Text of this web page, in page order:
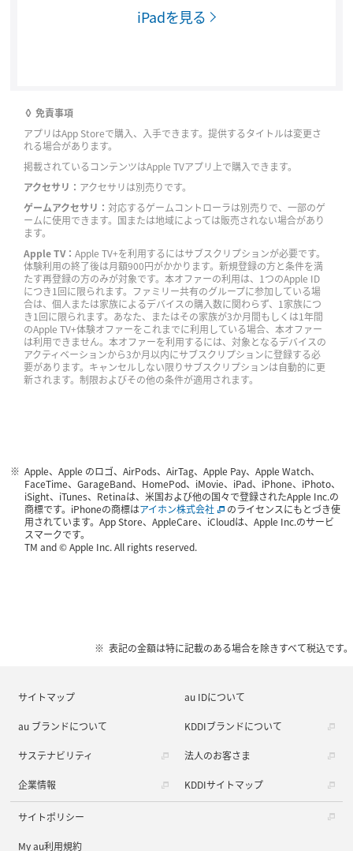
iPadを見る
◊ 免責事項
アプリはApp Storeで購入、入手できます。提供するタイトルは変更さ
れる場合があります。
掲載されているコンテンツはApple TVアプリ上で購入できます。
アクセサリ： アクセサリは別売りです。
ゲームアクセサリ：対応するゲームコントローラは別売りで、一部のゲ
ームに使用できます。国または地域によっては販売されない場合があり
ます。
Apple TV：Apple TV+を利用するにはサブスクリプションが必要です。
体験利用の終了後は月額900円がかかります。新規登録の方と条件を満
たす再登録の方のみが対象です。本オファーの利用は、1つのApple ID
につき1回に限られます。ファミリー共有のグループに参加している場
合は、個人または家族によるデバイスの購入数に関わらず、1家族につ
き1回に限られます。あなた、またはその家族が3か月間もしくは1年間
のApple TV+体験オファーをこれまでに利用している場合、本オファー
は利用できません。本オファーを利用するには、対象となるデバイスの
アクティベーションから3か月以内にサブスクリプションに登録する必
要があります。キャンセルしない限りサブスクリプションは自動的に更
新されます。制限およびその他の条件が適用されます。
Apple、Apple のロゴ、AirPods、AirTag、Apple Pay、Apple Watch、
FaceTime、GarageBand、HomePod、iMovie、iPad、iPhone、iPhoto、
iSight、iTunes、Retinaは、米国および他の国々で登録されたApple Inc.の
商標です。iPhoneの商標はアイホン株式会社
のライセンスにもとづき使
用されています。App Store、AppleCare、iCloudは、Apple Inc.のサービ
スマークです。
TM and © Apple Inc. All rights reserved.
表記の金額は特に記載のある場合を除きすべて税込です。
サイトマップ au IDについて
au ブランドについて KDDIブランドについて
サステナビリティ 法人のお客さま
企業情報 KDDIサイトマップ
サイトポリシー
My au利用規約